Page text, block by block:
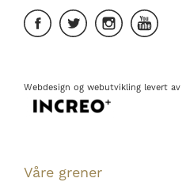
Webdesign og webutvikling levert av
Våre grener